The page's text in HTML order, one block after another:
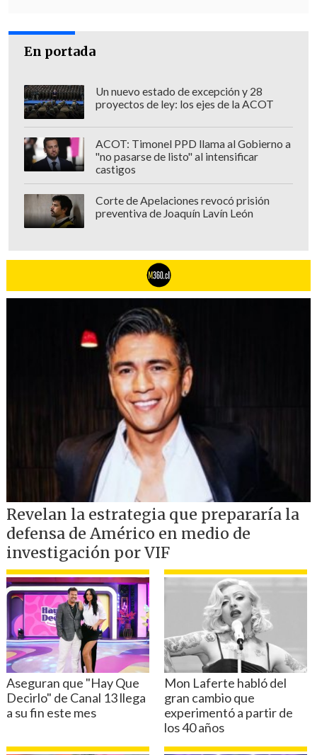
En portada
Un nuevo estado de excepción y 28
proyectos de ley: los ejes de la ACOT
ACOT: Timonel PPD llama al Gobierno a
"no pasarse de listo" al intensificar
castigos
Corte de Apelaciones revocó prisión
preventiva de Joaquín Lavín León